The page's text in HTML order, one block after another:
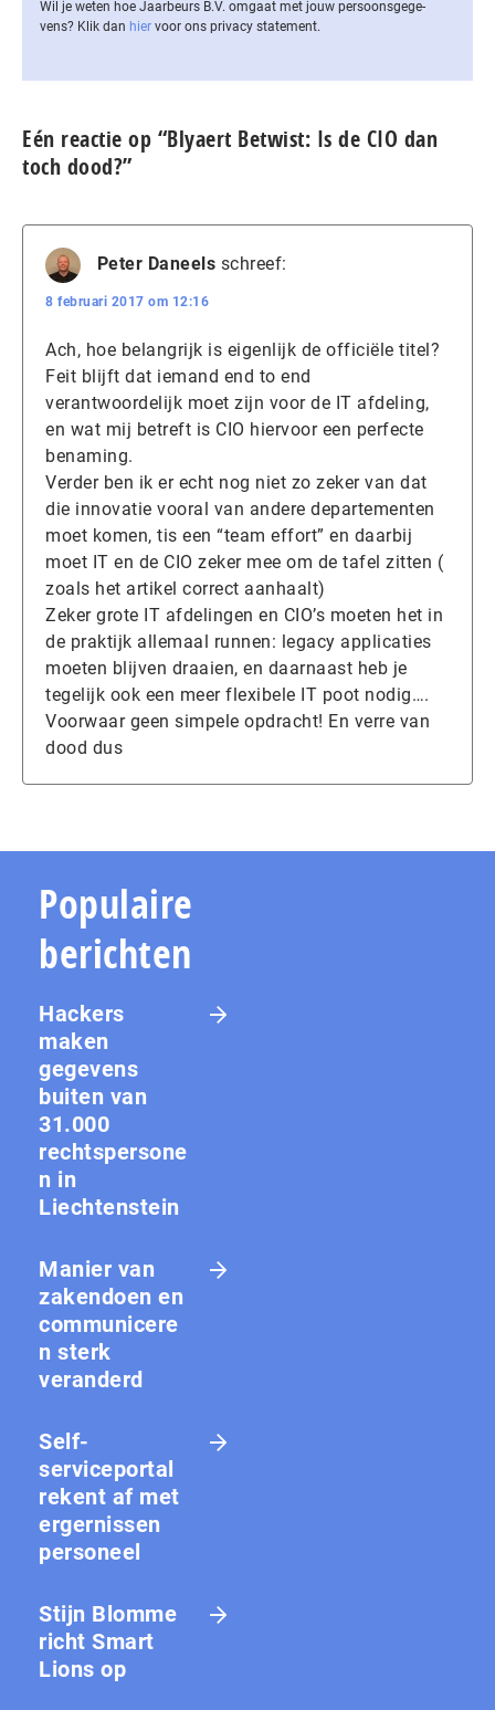
Wil je weten hoe Jaarbeurs B.V. omgaat met jouw per­soons­ge­ge­
vens? Klik dan hier voor ons privacy statement.
Eén reactie op “Blyaert Betwist: Is de CIO dan
toch dood?”
Peter Daneels schreef:
8 februari 2017 om 12:16
Ach, hoe belangrijk is eigenlijk de officiële titel?
Feit blijft dat iemand end to end
verantwoordelijk moet zijn voor de IT afdeling,
en wat mij betreft is CIO hiervoor een perfecte
benaming.
Verder ben ik er echt nog niet zo zeker van dat
die innovatie vooral van andere departementen
moet komen, tis een “team effort” en daarbij
moet IT en de CIO zeker mee om de tafel zitten (
zoals het artikel correct aanhaalt)
Zeker grote IT afdelingen en CIO’s moeten het in
de praktijk allemaal runnen: legacy applicaties
moeten blijven draaien, en daarnaast heb je
tegelijk ook een meer flexibele IT poot nodig….
Voorwaar geen simpele opdracht! En verre van
dood dus
Populaire
berichten
Hackers
maken
gegevens
buiten van
31.000
rechtspersone
n in
Liechtenstein
Manier van
zakendoen en
communicere
n sterk
veranderd
Self-
serviceportal
rekent af met
ergernissen
personeel
Stijn Blomme
richt Smart
Lions op